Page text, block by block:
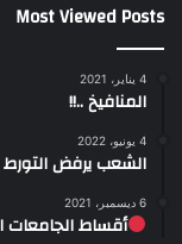
Most Viewed Posts
4 يناير، 2021
المنافيخ ..!!
4 يونيو، 2022
الشعب يرفض التورط
6 ديسمبر، 2021
أقساط الجامعات